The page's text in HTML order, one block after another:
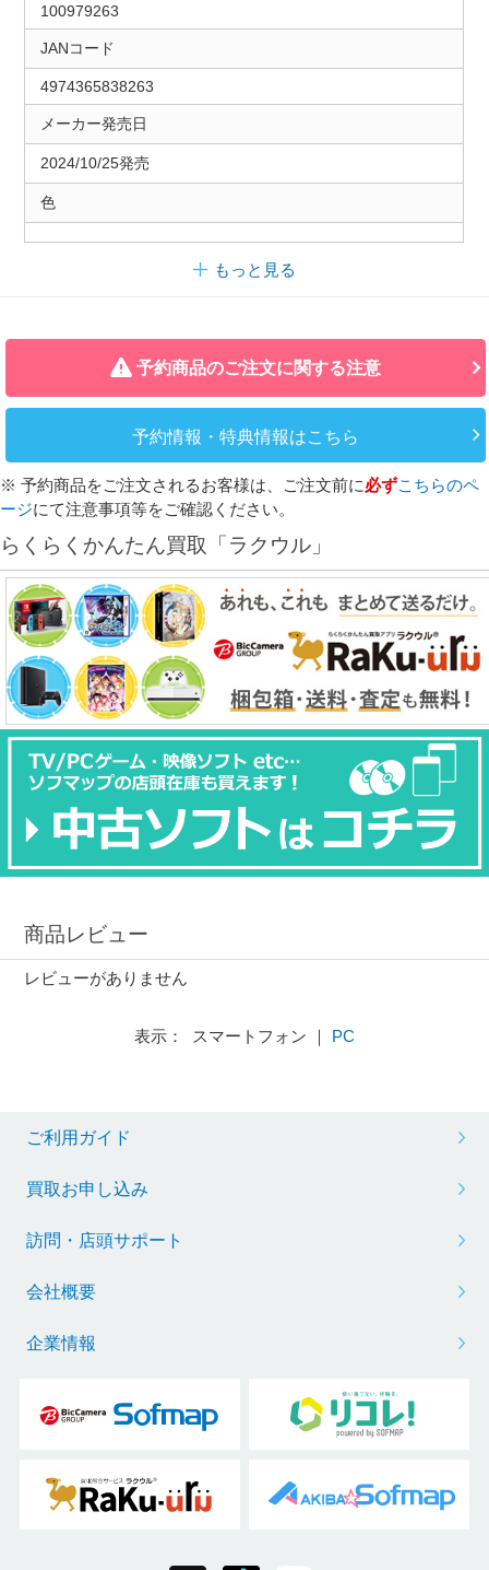
100979263
JANコード
4974365838263
メーカー発売日
2024/10/25発売
色
もっと見る
予約商品のご注文に関する注意
予約情報・特典情報はこちら
※ 予約商品をご注文されるお客様は、ご注文前に必ずこちらのペ
ージにて注意事項等をご確認ください。
らくらくかんたん買取「ラクウル」
商品レビュー
レビューがありません
表示： スマートフォン ｜ PC
ご利用ガイド
買取お申し込み
訪問・店頭サポート
会社概要
企業情報